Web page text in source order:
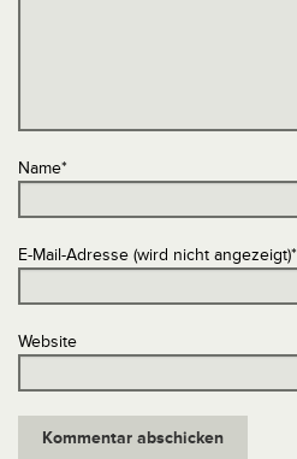
Name*
E-Mail-Adresse (wird nicht angezeigt)*
Website